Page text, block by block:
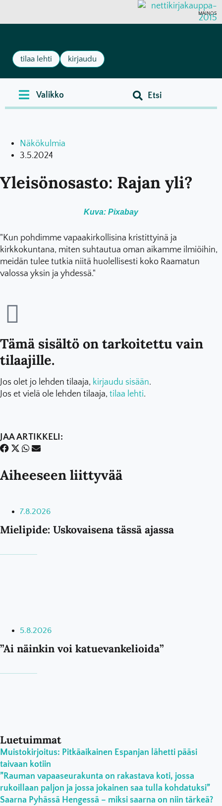
MAINOS
tilaa lehti kirjaudu
Näkökulmia
3.5.2024
Yleisönosasto: Rajan yli?
Kuva: Pixabay
"Kun pohdimme vapaakirkollisina kristittyinä ja
kirkkokuntana, miten suhtautua oman aikamme ilmiöihin,
meidän tulee tutkia niitä huolellisesti koko Raamatun
valossa yksin ja yhdessä."
Tämä sisältö on tarkoitettu vain
tilaajille.
Jos olet jo lehden tilaaja, kirjaudu sisään.
Jos et vielä ole lehden tilaaja, tilaa lehti.
JAA ARTIKKELI:
Aiheeseen liittyvää
7.8.2026
Mielipide: Uskovaisena tässä ajassa
5.8.2026
”Ai näinkin voi katuevankelioida”
Luetuimmat
Muistokirjoitus: Pitkäaikainen Espanjan lähetti pääsi
taivaan kotiin
”Rauman vapaaseurakunta on rakastava koti, jossa
rukoillaan paljon ja jossa jokainen saa tulla kohdatuksi”
Saarna Pyhässä Hengessä – miksi saarna on niin tärkeä?